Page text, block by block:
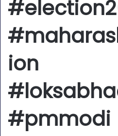
ion
#pmmodi